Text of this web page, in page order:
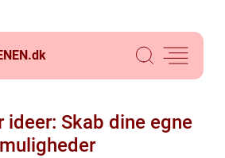
dk
Skab dine egne
muligheder